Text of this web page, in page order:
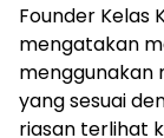
Founder Kelas
mengatakan
menggunakan
yang sesuai
riasan terlihat